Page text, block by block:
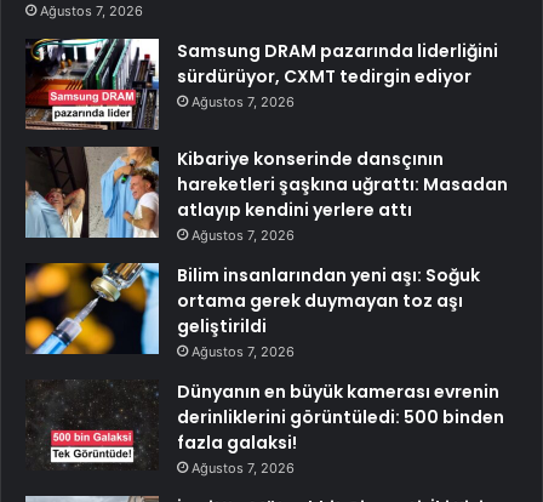
Ağustos 7, 2026
Samsung DRAM pazarında liderliğini
sürdürüyor, CXMT tedirgin ediyor
Ağustos 7, 2026
Kibariye konserinde dansçının
hareketleri şaşkına uğrattı: Masadan
atlayıp kendini yerlere attı
Ağustos 7, 2026
Bilim insanlarından yeni aşı: Soğuk
ortama gerek duymayan toz aşı
geliştirildi
Ağustos 7, 2026
Dünyanın en büyük kamerası evrenin
derinliklerini görüntüledi: 500 binden
fazla galaksi!
Ağustos 7, 2026